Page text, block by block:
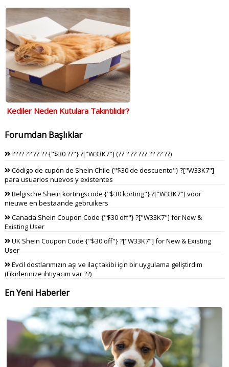
Kediler Neden Kutulara Takıntılıdır?
Forumdan Başlıklar
???? ?? ?? ?? {"$30 ??"} ?["W33K7"] (?? ? ?? ??? ?? ?? ??)
Código de cupón de Shein Chile {"$30 de descuento"} ?["W33K7"]
para usuarios nuevos y existentes
Belgische Shein kortingscode {"$30 korting"} ?["W33K7"] voor
nieuwe en bestaande gebruikers
Canada Shein Coupon Code {"$30 off"} ?["W33K7"] for New &
Existing User
UK Shein Coupon Code {"$30 off"} ?["W33K7"] for New & Existing
User
Evcil dostlarımızın aşı ve ilaç takibi için bir uygulama geliştirdim
(Fikirlerinize ihtiyacım var ??)
En Yeni Haberler